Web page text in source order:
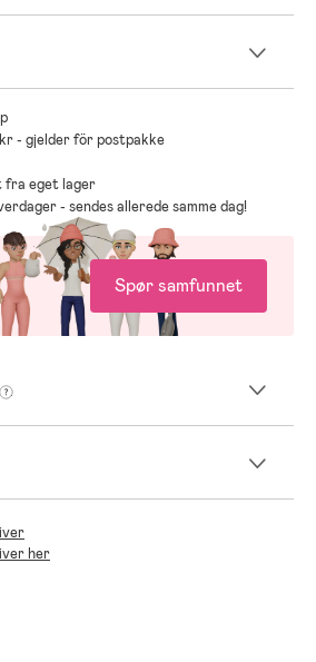
- gjelder för postpakke
fra eget lager
- sendes allerede samme dag!
Spør samfunnet
her